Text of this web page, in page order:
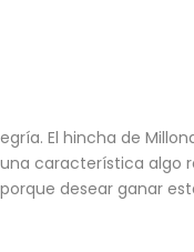
El hincha de
característica algo
desear ganar